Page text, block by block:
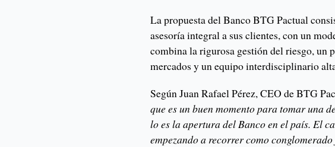
La propuesta del Banco BTG Pactual
asesoría integral a sus clientes, con un
combina la rigurosa gestión del riesgo, un
mercados y un equipo interdisciplinario
Según Juan Rafael Pérez, CEO de BTG
que es un buen momento para tomar una
lo es la apertura del Banco en el país. El
empezando a recorrer como